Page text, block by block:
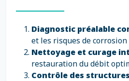
Diagnostic préalable
et les risques de corrosion
Nettoyage et curage
restauration du débit
Contrôle des